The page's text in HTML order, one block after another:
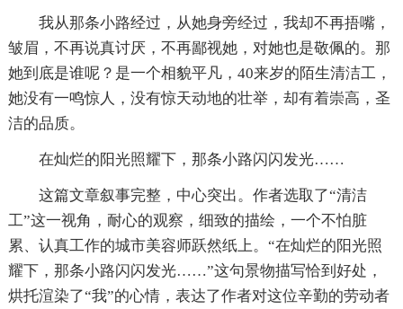
我从那条小路经过，从她身旁经过，我却不再捂嘴，
皱眉，不再说真讨厌，不再鄙视她，对她也是敬佩的。那
她到底是谁呢？是一个相貌平凡，40来岁的陌生清洁工，
她没有一鸣惊人，没有惊天动地的壮举，却有着崇高，圣
洁的品质。
在灿烂的阳光照耀下，那条小路闪闪发光……
这篇文章叙事完整，中心突出。作者选取了“清洁
工”这一视角，耐心的观察，细致的描绘，一个不怕脏
累、认真工作的城市美容师跃然纸上。“在灿烂的阳光照
耀下，那条小路闪闪发光……”这句景物描写恰到好处，
烘托渲染了“我”的心情，表达了作者对这位辛勤的劳动者